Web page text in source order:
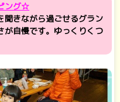
ング☆
聞きながら過ごせるグラン
が自慢です。ゆっくりくつ